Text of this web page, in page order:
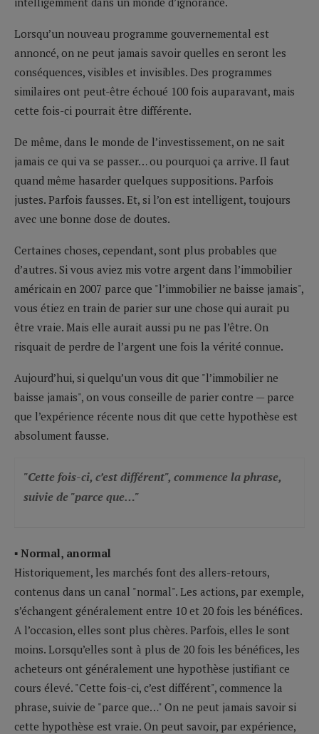
Lorsqu’un nouveau programme gouvernemental est
annoncé, on ne peut jamais savoir quelles en seront les
conséquences, visibles et invisibles. Des programmes
similaires ont peut-être échoué 100 fois auparavant, mais
cette fois-ci pourrait être différente.
De même, dans le monde de l’investissement, on ne sait
jamais ce qui va se passer… ou pourquoi ça arrive. Il faut
quand même hasarder quelques suppositions. Parfois
justes. Parfois fausses. Et, si l’on est intelligent, toujours
avec une bonne dose de doutes.
Certaines choses, cependant, sont plus probables que
d’autres. Si vous aviez mis votre argent dans l’immobilier
américain en 2007 parce que "l’immobilier ne baisse jamais",
vous étiez en train de parier sur une chose qui aurait pu
être vraie. Mais elle aurait aussi pu ne pas l’être. On
risquait de perdre de l’argent une fois la vérité connue.
Aujourd’hui, si quelqu’un vous dit que "l’immobilier ne
baisse jamais", on vous conseille de parier contre — parce
que l’expérience récente nous dit que cette hypothèse est
absolument fausse.
"Cette fois-ci, c’est différent", commence la phrase,
suivie de "parce que…"
▪ Normal, anormal
Historiquement, les marchés font des allers-retours,
contenus dans un canal "normal". Les actions, par exemple,
s’échangent généralement entre 10 et 20 fois les bénéfices.
A l’occasion, elles sont plus chères. Parfois, elles le sont
moins. Lorsqu’elles sont à plus de 20 fois les bénéfices, les
acheteurs ont généralement une hypothèse justifiant ce
cours élevé. "Cette fois-ci, c’est différent", commence la
phrase, suivie de "parce que…" On ne peut jamais savoir si
cette hypothèse est vraie. On peut savoir, par expérience,